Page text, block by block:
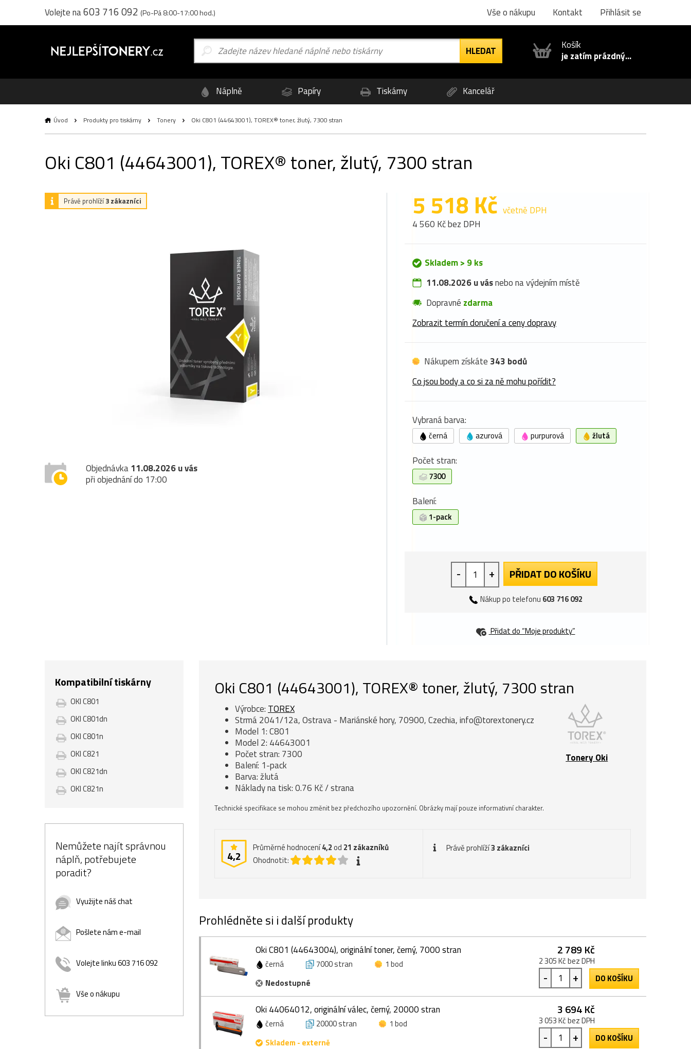
Volejte na603 716 092 (Po-Pá 8:00-17:00 hod.) Vše o nákupu Kontakt Přihlásit se
Košík
je zatím prázdný...
Náplně Papíry Tiskárny Kancelář
Úvod Produkty pro tiskárny Tonery Oki C801 (44643001), TOREX® toner, žlutý, 7300 stran
Oki C801 (44643001), TOREX® toner, žlutý, 7300 stran
Právě prohlíží3 zákazníci
Objednávka11.08.2026 u vás
při objednání do 17:00
5 518 Kč včetně DPH
4 560 Kč bez DPH
Skladem > 9 ks
11.08.2026 u vásnebo na výdejním místě
Dopravné zdarma
Zobrazit termín doručení a ceny dopravy
Nákupem získáte 343 bodů
Co jsou body a co si za ně mohu pořídit?
Vybraná barva:
černá azurová purpurová žlutá
Počet stran:
7300
Balení:
1-pack
- + PŘIDAT DO KOŠÍKU
Nákup po telefonu 603 716 092
Přidat do “Moje produkty”
Kompatibilní tiskárny
OKI C801
OKI C801dn
OKI C801n
OKI C821
OKI C821dn
OKI C821n
Nemůžete najít správnou
náplň, potřebujete
poradit?
Využijte náš chat
Pošlete nám e-mail
Volejte linku 603 716 092
Vše o nákupu
Oki C801 (44643001), TOREX® toner, žlutý, 7300 stran
Tonery Oki
Výrobce: TOREX
Strmá 2041/12a, Ostrava - Mariánské hory, 70900, Czechia, info@torextonery.cz
Model 1: C801
Model 2: 44643001
Počet stran: 7300
Balení: 1-pack
Barva: žlutá
Náklady na tisk: 0.76 Kč / strana
Technické specifikace se mohou změnit bez předchozího upozornění. Obrázky mají pouze informativní charakter.
4,2
Průměrné hodnocení4,2od 21 zákazníků
Ohodnotit:
Právě prohlíží3 zákazníci
Prohlédněte si i další produkty
Oki C801 (44643004), originální toner, černý, 7000 stran
černá 7000 stran
1 bod
Nedostupné
2 789 Kč
2 305 Kč bez DPH
- + DO KOŠÍKU
Oki 44064012, originální válec, černý, 20000 stran
černá 20000 stran
1 bod
Skladem - externě
3 694 Kč
3 053 Kč bez DPH
- + DO KOŠÍKU